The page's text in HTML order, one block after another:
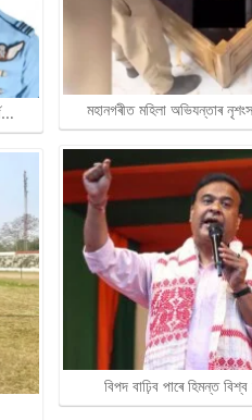
মহানগৰীত মহিলা অভিযন্তাৰ
বিপদ বাঢ়িব পাৰে হিমন্ত বিশ্ব